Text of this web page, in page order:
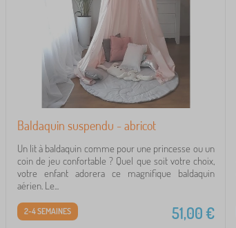
Baldaquin suspendu - abricot
Un lit à baldaquin comme pour une princesse ou un
coin de jeu confortable ? Quel que soit votre choix,
votre enfant adorera ce magnifique baldaquin
aérien. Le...
51,00€
2-4 SEMAINES